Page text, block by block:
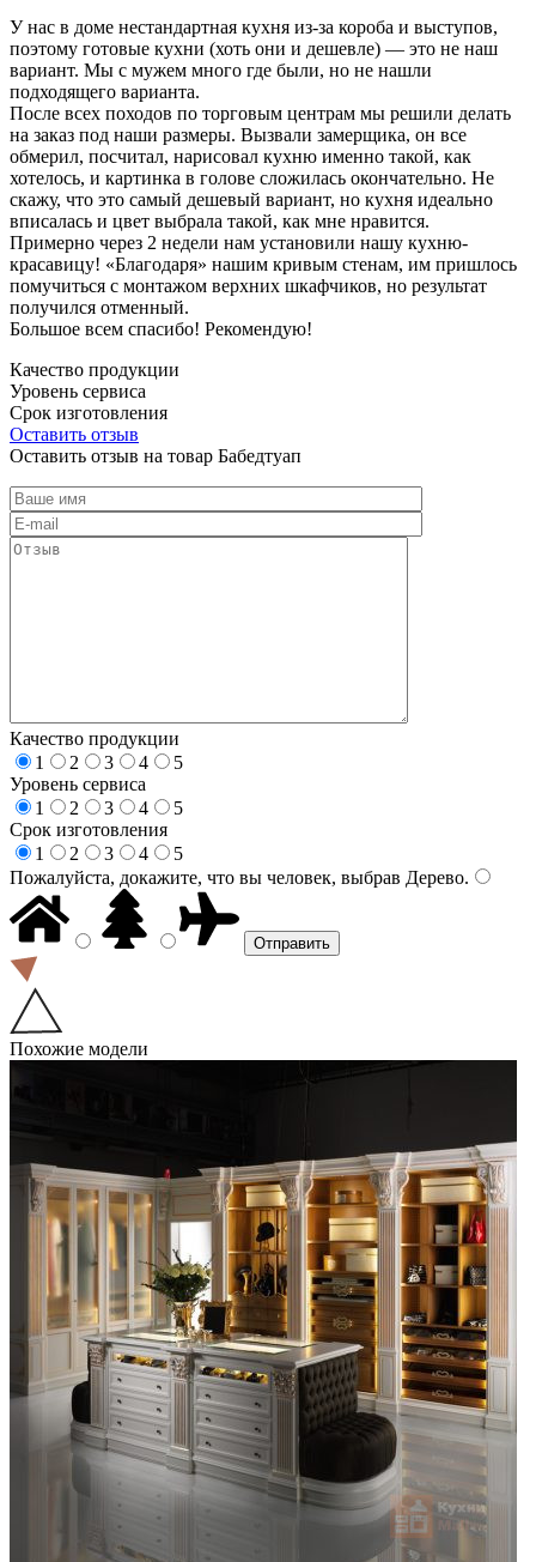
У нас в доме нестандартная кухня из-за короба и выступов,
поэтому готовые кухни (хоть они и дешевле) — это не наш
вариант. Мы с мужем много где были, но не нашли
подходящего варианта.
После всех походов по торговым центрам мы решили делать
на заказ под наши размеры. Вызвали замерщика, он все
обмерил, посчитал, нарисовал кухню именно такой, как
хотелось, и картинка в голове сложилась окончательно. Не
скажу, что это самый дешевый вариант, но кухня идеально
вписалась и цвет выбрала такой, как мне нравится.
Примерно через 2 недели нам установили нашу кухню-
красавицу! «Благодаря» нашим кривым стенам, им пришлось
помучиться с монтажом верхних шкафчиков, но результат
получился отменный.
Большое всем спасибо! Рекомендую!
Качество продукции
Уровень сервиса
Срок изготовления
Оставить отзыв
Оставить отзыв на товар Бабедтуап
Качество продукции
1
2 3 4
5
Уровень сервиса
1
2 3 4
5
Срок изготовления
1
2 3 4
5
Пожалуйста, докажите, что вы человек, выбрав Дерево.
Похожие модели